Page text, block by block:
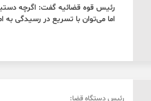
رئیس قوه قضائیه گفت: اگرچه
اما می‌توان با تسریع در رسیدگی به
رئیس دستگاه قضا: